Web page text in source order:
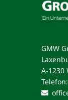
GMW
A-1230
Telefon: